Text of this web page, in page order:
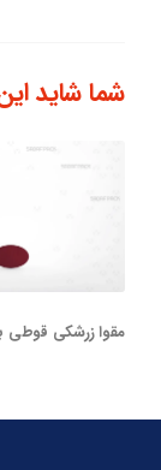
شما شاید
مقوا زرشکی قوطی